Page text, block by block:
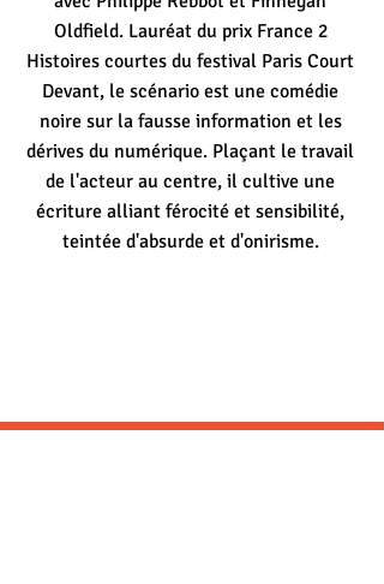
Oldfield. Lauréat du prix France 2
Histoires courtes du festival Paris Court
Devant, le scénario est une comédie
noire sur la fausse information et les
dérives du numérique. Plaçant le travail
de l'acteur au centre, il cultive une
écriture alliant férocité et sensibilité,
teintée d'absurde et d'onirisme.